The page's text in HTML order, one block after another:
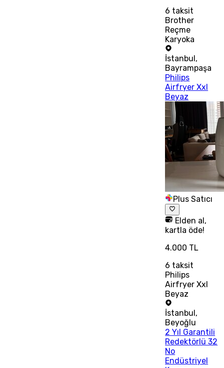
6 taksit
Brother
Reçme
Karyoka
İstanbul ,
Bayrampaşa
Philips
Airfryer Xxl
Beyaz
Plus Satıcı
Elden al,
kartla öde!
4.000 TL
6 taksit
Philips
Airfryer Xxl
Beyaz
İstanbul,
Beyoğlu
2 Yıl Garantili
Redektörlü 32
No
Endüstriyel